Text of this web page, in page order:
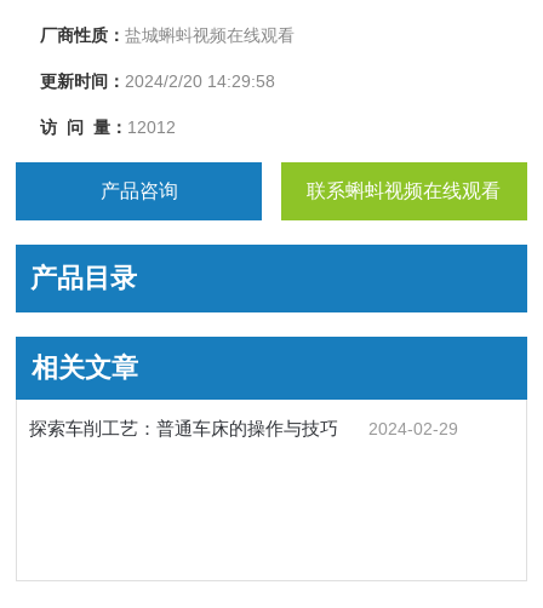
厂商性质：盐城蝌蚪视频在线观看
更新时间： 2024/2/20 14:29:58
访 问 量： 12012
产品咨询 联系蝌蚪视频在线观看
产品目录
相关文章
探索车削工艺：普通车床的操作与技巧 2024-02-29